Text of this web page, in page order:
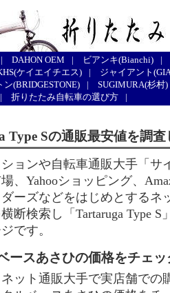
| DAHON OEM | ビアンキ(Bianchi)
|
ケイエイチエス) |
ジャイアント
ン(BRIDGESTONE) |
SUGIMURA(杉村)
| 折りたたみ自転車の選び方 |
Type Sの通販最安値を調査
ョンや自転車通販大手「サ
、Yahooショッピング、
ーズなどをはじめとするネ
断検索し「Tartaruga Type
です。
ースあさひの価格をチェッ
ット通販大手で実店舗での